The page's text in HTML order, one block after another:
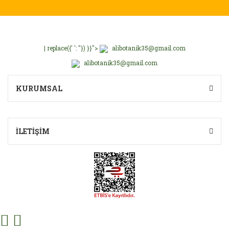
| replace({' ': ''}) }}">
alibotanik35@gmail.com
alibotanik35@gmail.com
KURUMSAL
İLETİŞİM